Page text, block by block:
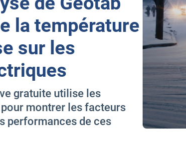
la température
sur les
gratuite utilise les
montrer les facteurs
performances de ces